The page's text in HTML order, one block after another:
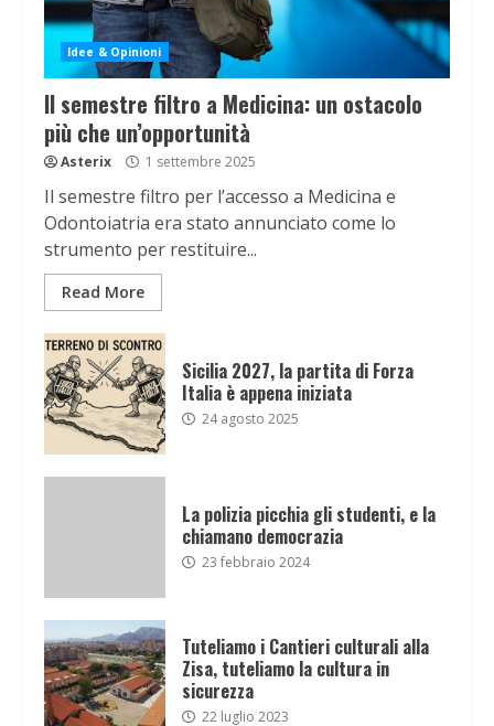
Idee & Opinioni
Il semestre filtro a Medicina: un ostacolo
più che un’opportunità
Asterix 1 settembre 2025
Il semestre filtro per l’accesso a Medicina e
Odontoiatria era stato annunciato come lo
strumento per restituire...
Read More
Sicilia 2027, la partita di Forza
Italia è appena iniziata
24 agosto 2025
La polizia picchia gli studenti, e la
chiamano democrazia
23 febbraio 2024
Tuteliamo i Cantieri culturali alla
Zisa, tuteliamo la cultura in
sicurezza
22 luglio 2023